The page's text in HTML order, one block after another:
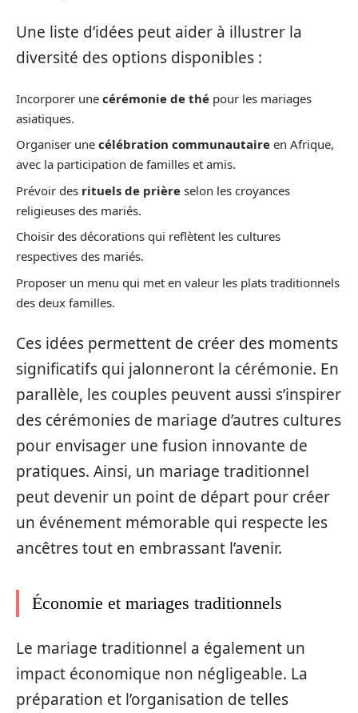
Une liste d’idées peut aider à illustrer la
diversité des options disponibles :
Incorporer une cérémonie de thé pour les mariages
asiatiques.
Organiser une célébration communautaire en Afrique,
avec la participation de familles et amis.
Prévoir des rituels de prière selon les croyances
religieuses des mariés.
Choisir des décorations qui reflètent les cultures
respectives des mariés.
Proposer un menu qui met en valeur les plats traditionnels
des deux familles.
Ces idées permettent de créer des moments
significatifs qui jalonneront la cérémonie. En
parallèle, les couples peuvent aussi s’inspirer
des cérémonies de mariage d’autres cultures
pour envisager une fusion innovante de
pratiques. Ainsi, un mariage traditionnel
peut devenir un point de départ pour créer
un événement mémorable qui respecte les
ancêtres tout en embrassant l’avenir.
Économie et mariages traditionnels
Le mariage traditionnel a également un
impact économique non négligeable. La
préparation et l’organisation de telles